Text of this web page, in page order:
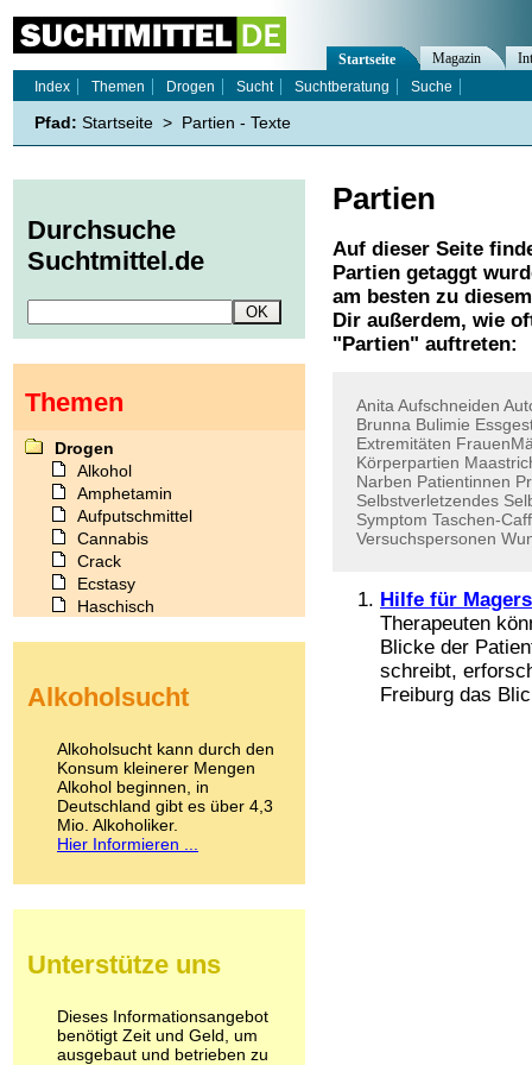
Partien
Auf dieser Seite
Partien getaggt
am besten zu
Dir außerdem, wie
" Partien" auftreten:
Anita Aufschneiden
Brunna Bulimie
Extremitäten
Körperpartien
Narben Patientinnen
Selbstverletzendes
Symptom Taschen-
Versuchspersonen
Hilfe für
Therapeuten
Blicke der
schreibt,
Freiburg das
Startseite Magazin
Index
Themen Drogen Sucht Suchtberatung Suche
Pfad: Startseite > Partien - Texte
Durchsuche
Suchtmittel.de
Themen
Drogen
Alkohol
Amphetamin
Aufputschmittel
Cannabis
Crack
Ecstasy
Haschisch
Kokain
LSD
Marihuana
Medikamente
Meskalin
Metamphetamin
Methadon
Pilze
Psychopharmaka
Schlafmittel
Schmerzmittel
Alkoholsucht
Alkoholsucht kann durch den
Konsum kleinerer Mengen
Alkohol beginnen, in
Deutschland gibt es über 4,3
Mio. Alkoholiker.
Hier Informieren ...
Unterstütze uns
Dieses Informationsangebot
benötigt Zeit und Geld, um
ausgebaut und betrieben zu